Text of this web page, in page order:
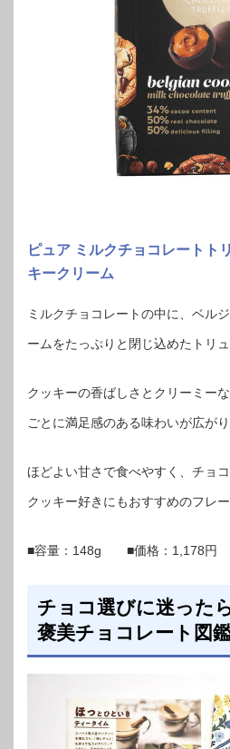
ピュア ミルクチョコレートト
キークリーム
ミルクチョコレートの中に、ベル
ームをたっぷりと閉じ込めたトリュ
クッキーの香ばしさとクリーミー
ごとに満足感のある味わいが広がり
ほどよい甘さで食べやすく、チョ
クッキー好きにもおすすめのフレー
■容量：148g ■価格：1,178円
チョコ選びに迷った
褒美チョコレート図